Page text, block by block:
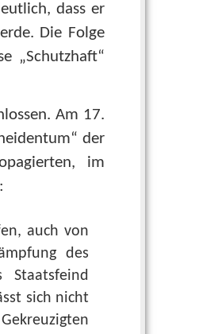
dass er
Die Folge
„Schutzhaft“
Am 17.
der
im
auch von
des
sich nicht